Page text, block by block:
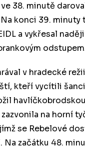
38. minutě
konci 39.
a vykřesal
v hradecké
kteří vycítili
na horní
se Rebelové
Na začátku 48.